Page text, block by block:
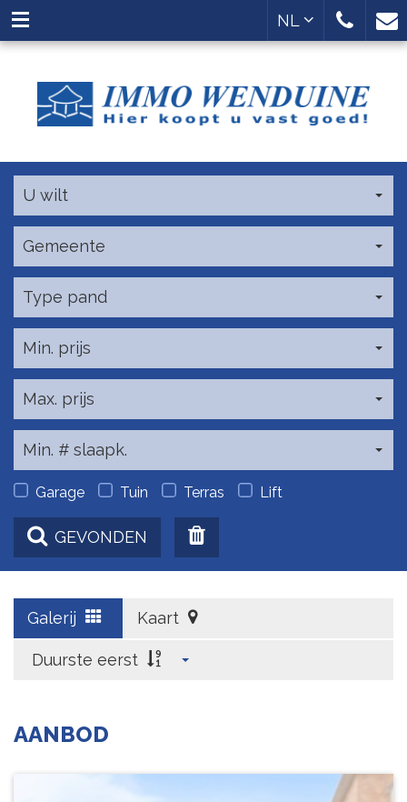
NL
U wilt
Gemeente
Type pand
Min. prijs
Max. prijs
Min. # slaapk.
Garage Tuin Terras Lift
GEVONDEN
Galerij Kaart
Duurste eerst
AANBOD